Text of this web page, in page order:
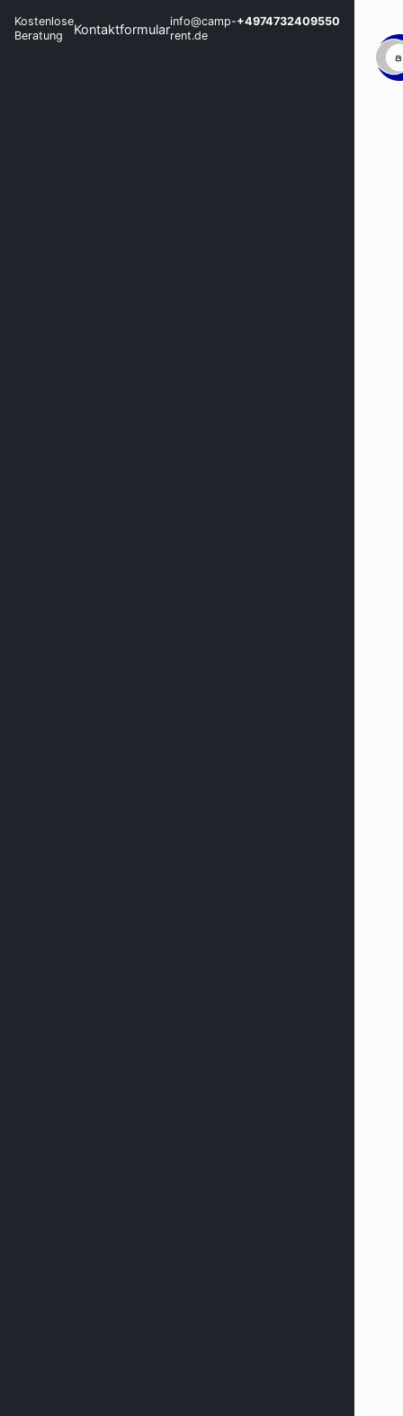
Kostenlose
Beratung
Kontaktformularinfo@camp-
rent.de
+4974732409550